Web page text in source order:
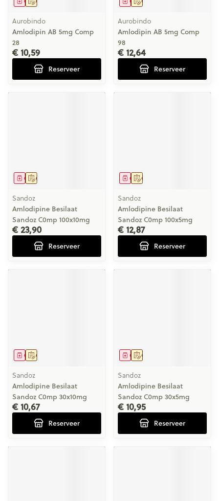
Aurobindo
Amlodipin AB 5mg Comp
28
€ 10,59
Reserveer
Aurobindo
Amlodipin AB 5mg Comp
98
€ 12,64
Reserveer
Op voorschrift
Geneesmiddel
Sandoz
Amlodipine Besilaat
Sandoz C0mp 100x10mg
€ 23,90
Reserveer
Op voorschrift
Geneesmiddel
Sandoz
Amlodipine Besilaat
Sandoz C0mp 100x5mg
€ 12,87
Reserveer
Op voorschrift
Geneesmiddel
Sandoz
Amlodipine Besilaat
Sandoz C0mp 30x10mg
€ 10,67
Reserveer
Op voorschrift
Geneesmiddel
Sandoz
Amlodipine Besilaat
Sandoz C0mp 30x5mg
€ 10,95
Reserveer